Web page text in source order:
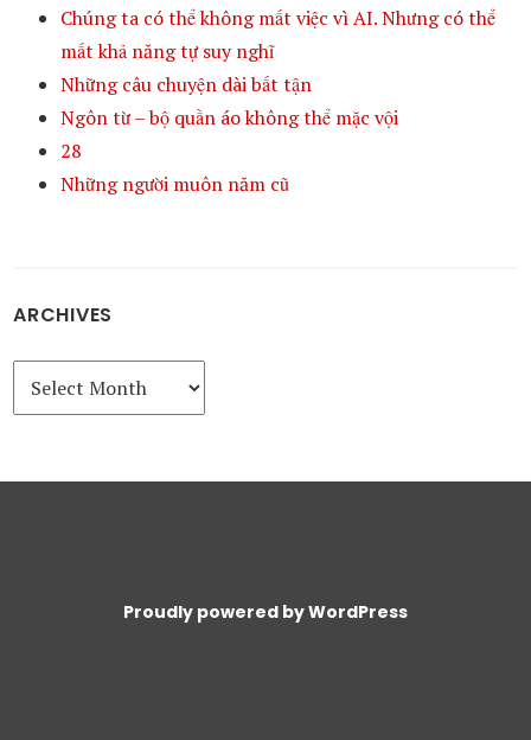
Chúng ta có thể không mất việc vì AI. Nhưng có thể
mất khả năng tự suy nghĩ
Những câu chuyện dài bất tận
Ngôn từ – bộ quần áo không thể mặc vội
28
Những người muôn năm cũ
ARCHIVES
Archives
Proudly powered by WordPress